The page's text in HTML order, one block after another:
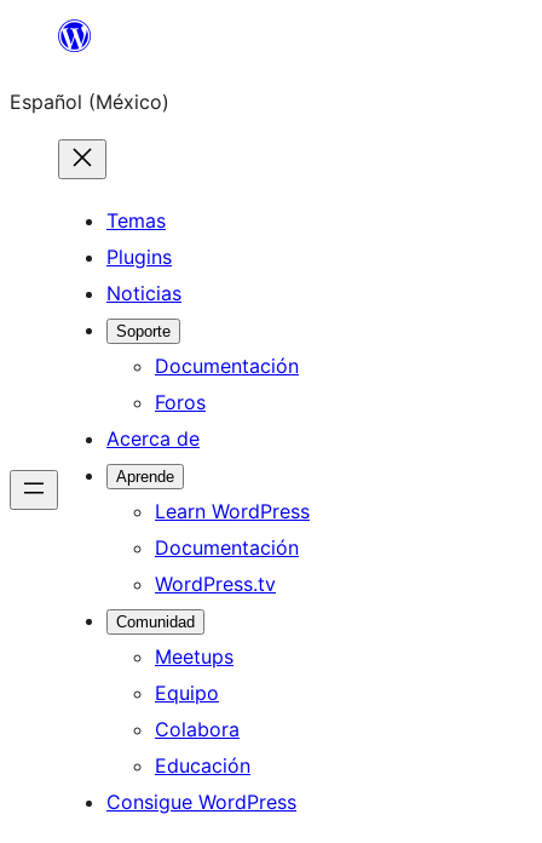
Saltar
contenido
Español (México)
Temas
Plugins
Noticias
Soporte
Documentación
Foros
Acerca de
Aprende
Learn WordPress
Documentación
WordPress.tv
Comunidad
Meetups
Equipo
Colabora
Educación
Consigue WordPress